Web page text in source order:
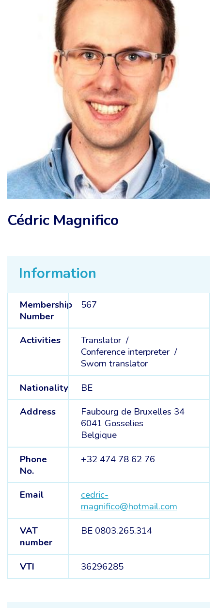
Information
Membership
Number
567
Activities
Translator /
Conference interpreter /
Sworn translator
Nationality
BE
Address
Faubourg de Bruxelles 34
6041 Gosselies
Belgique
Phone
No.
+32 474 78 62 76
Email
cedric-
magnifico@hotmail.com
VAT
number
BE 0803.265.314
VTI 36296285
Cédric Magnifico